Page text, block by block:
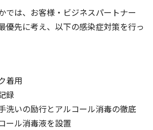
では、お客様・ビジネスパートナー
優先に考え、以下の感染症対策を行っ
着用
録
洗いの励行とアルコール消毒の徹底
ール消毒液を設置